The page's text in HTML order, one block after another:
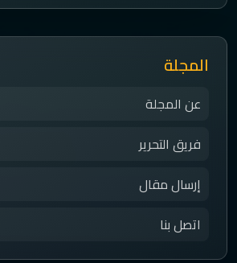
المجلة
عن المجلة
فريق التحرير
إرسال مقال
اتصل بنا